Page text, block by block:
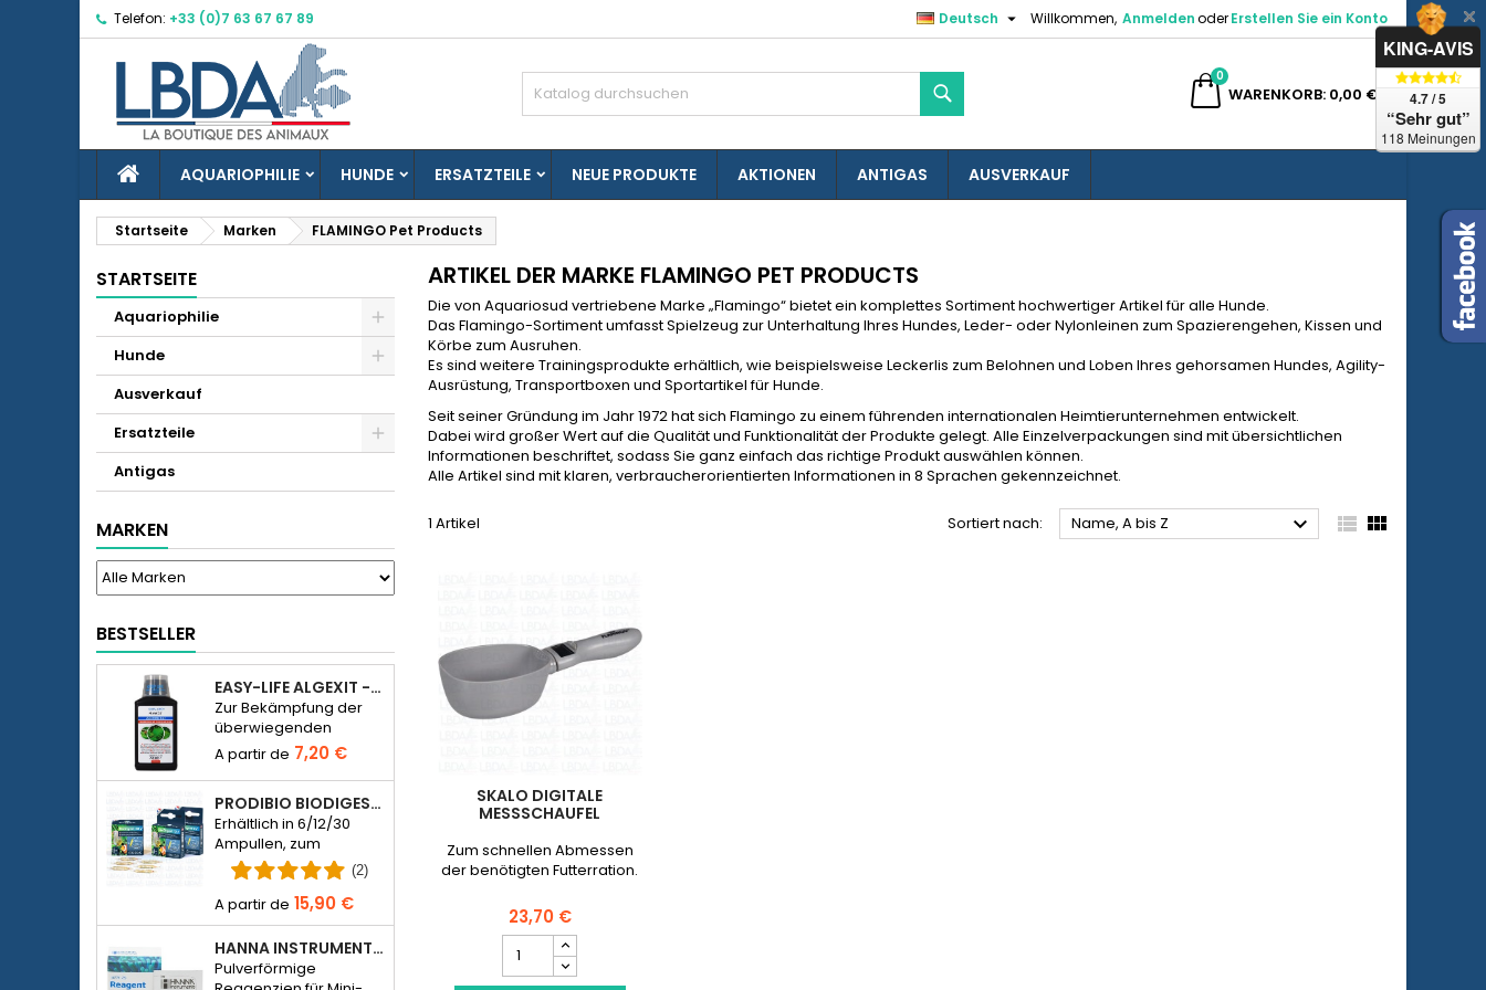
Telefon: +33 (0)7 63 67 67 89 Willkommen, AnmeldenoderErstellen Sie ein Konto
Deutsch 
WARENKORB
0
0,00 €
STARTSEITE
AQUARIOPHILIE HUNDE ERSATZTEILE NEUE PRODUKTE AKTIONEN ANTIGAS AUSVERKAUF
Startseite Marken FLAMINGO Pet Products
STARTSEITE
Aquariophilie
Hunde
Ausverkauf
Ersatzteile
Antigas
MARKEN
BESTSELLER
EASY-LIFE ALGEXIT - ANTI-ALGUES POUR AQUARIUM
Zur Bekämpfung der
überwiegenden
Mehrheit der
Algenarten in
Süßwasseraquarien.
7,20 €
PRODIBIO BIODIGEST – 6/12/30 AMPULLEN
Erhältlich in 6/12/30
Ampullen, zum
Besiedeln eines
Meerwasser- oder
Süßwasseraquariums
mit Bakterien.
(2)
15,90 €
HANNA INSTRUMENTS HI774-25 FÜR PHOSPHAT-PHOTOMETER HI774
Pulverförmige
ARTIKEL DER MARKE FLAMINGO PET PRODUCTS
Die von Aquariosud vertriebene Marke „Flamingo“ bietet ein komplettes Sortiment hochwertiger Artikel für alle Hunde.
Das Flamingo-Sortiment umfasst Spielzeug zur Unterhaltung Ihres Hundes, Leder- oder Nylonleinen zum Spazierengehen, Kissen und
Körbe zum Ausruhen.
Es sind weitere Trainingsprodukte erhältlich, wie beispielsweise Leckerlis zum Belohnen und Loben Ihres gehorsamen Hundes, Agility-
Ausrüstung, Transportboxen und Sportartikel für Hunde.
Seit seiner Gründung im Jahr 1972 hat sich Flamingo zu einem führenden internationalen Heimtierunternehmen entwickelt.
Dabei wird großer Wert auf die Qualität und Funktionalität der Produkte gelegt. Alle Einzelverpackungen sind mit übersichtlichen
Informationen beschriftet, sodass Sie ganz einfach das richtige Produkt auswählen können.
Alle Artikel sind mit klaren, verbraucherorientierten Informationen in 8 Sprachen gekennzeichnet.
1 Artikel Sortiert nach: Name, A bis Z   
SKALO DIGITALE
MESSSCHAUFEL
Zum schnellen Abmessen
der benötigten Futterration.
23,70 €
Digitale
Messschaufel
Mes listes d'envies
Créer une nouvelle liste
((modalTitle))
((confirmMessage))
Wunschliste erstellen
Anmelden
Sie müssen angemeldet sein, um Artikel Ihrer Wunschliste hinzufügen
KING-AVIS
4.7 / 5
“Sehr gut”
118 Meinungen